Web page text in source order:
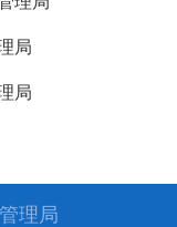
局
局
理局